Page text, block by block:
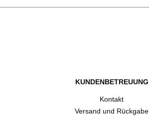
KUNDENBETREUUNG
Kontakt
Versand und Rückgabe